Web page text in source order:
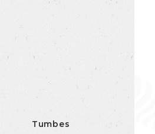
Tumbes